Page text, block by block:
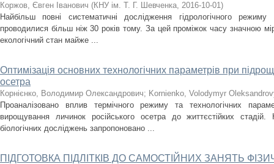
Коржов, Євген Іванович (КНУ ім. Т. Г. Шевченка, 2016-10-01)
Найбільш повні систематичні дослідження гідрологічного
проводилися більш ніж 30 років тому. За цей проміжок часу значною
екологічний стан майже ...
Оптимізація основних технологічних параметрів при
осетра
Корнієнко, Володимир Олександрович; Kornienko, Volodymyr
Проаналізовано вплив термічного режиму та технологічних
вирощування личинок російського осетра до життєстійких стадій.
біологічних досліджень запропоновано ...
ПІДГОТОВКА ПІДЛІТКІВ ДО САМОСТІЙНИХ ЗАНЯТЬ